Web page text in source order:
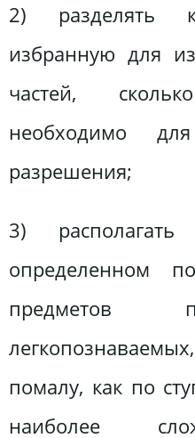
2) разделять
избранную для
частей,
необходимо
разрешения;
3)
определенном
предметов
помалу, как по
наиболее